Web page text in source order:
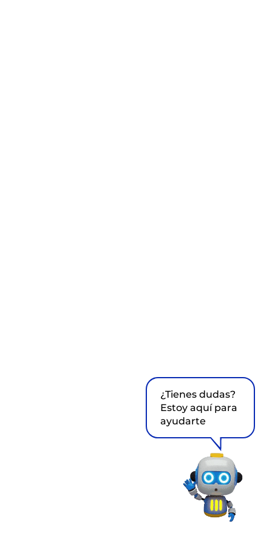
¿Tienes dudas?
Estoy aquí para
ayudarte